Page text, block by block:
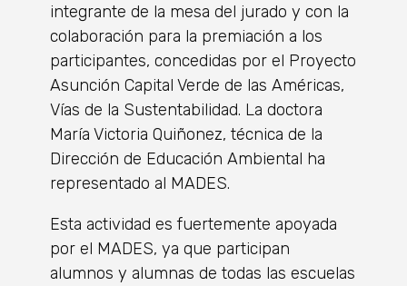
integrante de la mesa del jurado y con la
colaboración para la premiación a los
participantes, concedidas por el Proyecto
Asunción Capital Verde de las Américas,
Vías de la Sustentabilidad. La doctora
María Victoria Quiñonez, técnica de la
Dirección de Educación Ambiental ha
representado al MADES.
Esta actividad es fuertemente apoyada
por el MADES, ya que participan
alumnos y alumnas de todas las escuelas